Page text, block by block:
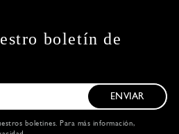
boletín de
ENVIAR
boletines. Para más información,